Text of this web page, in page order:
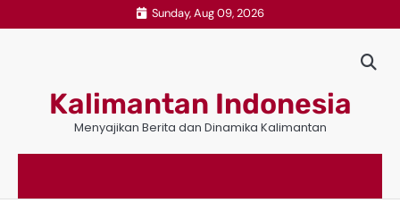
to
Sunday, Aug 09, 2026
Kalimantan Indonesia
Menyajikan Berita dan Dinamika Kalimantan